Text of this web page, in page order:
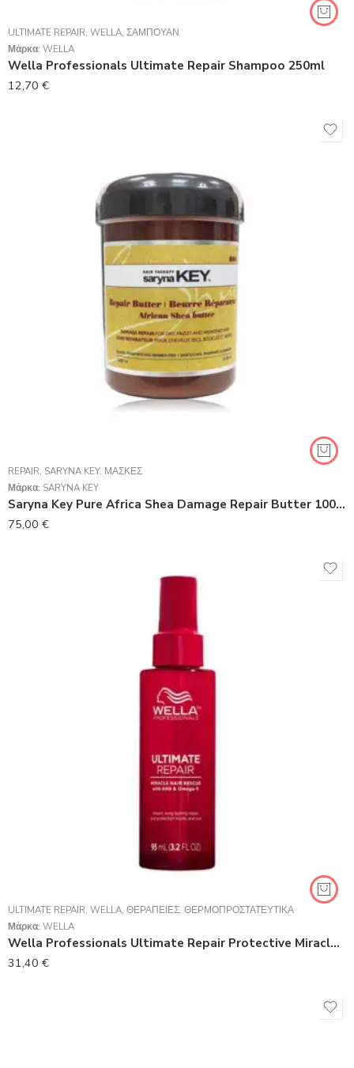
ULTIMATE REPAIR, WELLA, ΣΑΜΠΟΥΆΝ
Μάρκα: WELLA
Wella Professionals Ultimate Repair Shampoo 250ml
12,70 €
REPAIR, SARYNA KEY, ΜΆΣΚΕΣ
Μάρκα: SARYNA KEY
Saryna Key Pure Africa Shea Damage Repair Butter 1000ml
75,00 €
ULTIMATE REPAIR, WELLA, ΘΕΡΑΠΕΊΕΣ, ΘΕΡΜΟΠΡΟΣΤΑΤΕΥΤΙΚΆ
Μάρκα: WELLA
Wella Professionals Ultimate Repair Protective Miracle Rescue 95ml
31,40 €